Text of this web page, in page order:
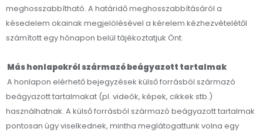
meghosszabbítható. A határidő meghosszabbításáról a
késedelem okainak megjelölésével a kérelem kézhezvételétől
számított egy hónapon belül tájékoztatjuk Önt.
Más honlapokról származó beágyazott tartalmak
A honlapon elérhető bejegyzések külső forrásból származó
beágyazott tartalmakat (pl. videók, képek, cikkek stb.)
használhatnak. A külső forrásból származó beágyazott tartalmak
pontosan úgy viselkednek, mintha meglátogattunk volna egy